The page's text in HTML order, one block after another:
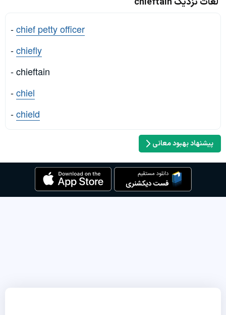
-chief petty officer
-chiefly
- chieftain
-chiel
-chield
پیشنهاد بهبود معانی